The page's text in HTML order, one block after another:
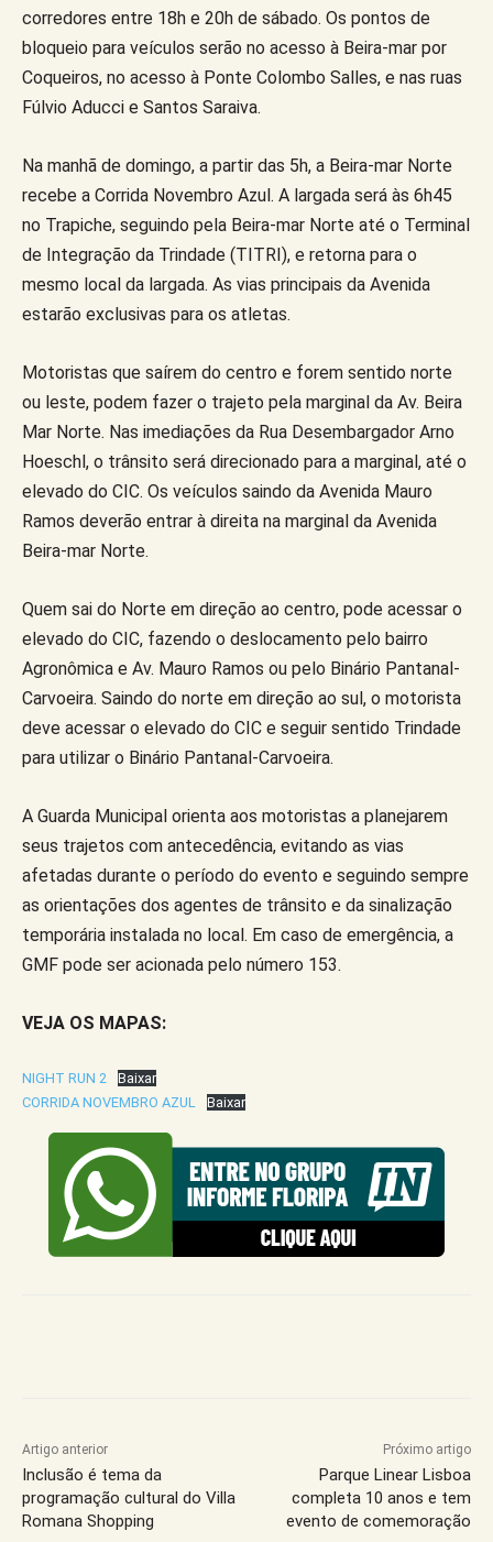
corredores entre 18h e 20h de sábado. Os pontos de
bloqueio para veículos serão no acesso à Beira-mar por
Coqueiros, no acesso à Ponte Colombo Salles, e nas ruas
Fúlvio Aducci e Santos Saraiva.
Na manhã de domingo, a partir das 5h, a Beira-mar Norte
recebe a Corrida Novembro Azul. A largada será às 6h45
no Trapiche, seguindo pela Beira-mar Norte até o Terminal
de Integração da Trindade (TITRI), e retorna para o
mesmo local da largada. As vias principais da Avenida
estarão exclusivas para os atletas.
Motoristas que saírem do centro e forem sentido norte
ou leste, podem fazer o trajeto pela marginal da Av. Beira
Mar Norte. Nas imediações da Rua Desembargador Arno
Hoeschl, o trânsito será direcionado para a marginal, até o
elevado do CIC. Os veículos saindo da Avenida Mauro
Ramos deverão entrar à direita na marginal da Avenida
Beira-mar Norte.
Quem sai do Norte em direção ao centro, pode acessar o
elevado do CIC, fazendo o deslocamento pelo bairro
Agronômica e Av. Mauro Ramos ou pelo Binário Pantanal-
Carvoeira. Saindo do norte em direção ao sul, o motorista
deve acessar o elevado do CIC e seguir sentido Trindade
para utilizar o Binário Pantanal-Carvoeira.
A Guarda Municipal orienta aos motoristas a planejarem
seus trajetos com antecedência, evitando as vias
afetadas durante o período do evento e seguindo sempre
as orientações dos agentes de trânsito e da sinalização
temporária instalada no local. Em caso de emergência, a
GMF pode ser acionada pelo número 153.
VEJA OS MAPAS:
NIGHT RUN 2
Baixar
CORRIDA NOVEMBRO AZUL
Baixar
Artigo anterior
Inclusão é tema da
programação cultural do Villa
Romana Shopping
Próximo artigo
Parque Linear Lisboa
completa 10 anos e tem
evento de comemoração